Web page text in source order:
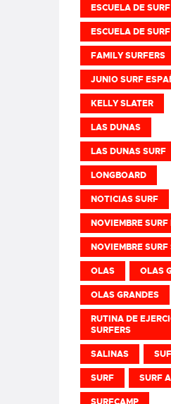
ESCUELA DE
ESCUELA DE
FAMILY SURFERS
JUNIO SURF
KELLY SLATER
LAS DUNAS
LAS DUNAS SURF
LONGBOARD
NOTICIAS SURF
NOVIEMBRE
NOVIEMBRE
OLAS OLAS
OLAS GRANDES
RUTINA DE
SURFERS
SALINAS
SURF SURF
SURFCAMP